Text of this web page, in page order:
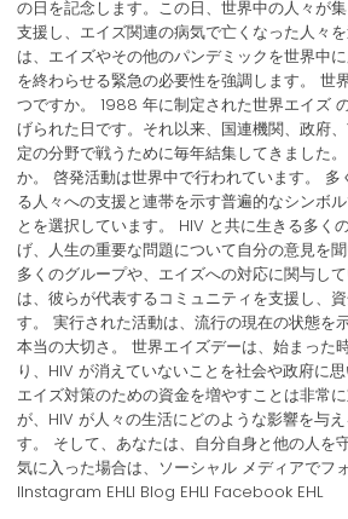
の日を記念します。この日、世界中の人々が
支援し、エイズ関連の病気で亡くなった人々
は、エイズやその他のパンデミックを世界中
を終わらせる緊急の必要性を強調します。 世
つですか。 1988 年に制定された世界エイズ
げられた日です。それ以来、国連機関、政府
定の分野で戦うために毎年結集してきました
か。 啓発活動は世界中で行われています。 多
る人々への支援と連帯を示す普遍的なシンボ
とを選択しています。 HIV と共に生きる多く
げ、人生の重要な問題について自分の意見を
多くのグループや、エイズへの対応に関与し
は、彼らが代表するコミュニティを支援し、
す。 実行された活動は、流行の現在の状態を
本当の大切さ。 世界エイズデーは、始まった
り、HIV が消えていないことを社会や政府に
エイズ対策のための資金を増やすことは非常
が、HIV が人々の生活にどのような影響を与
す。 そして、あなたは、自分自身と他の人を
気に入った場合は、ソーシャル メディアでフ
IInstagram EHLI Blog EHLI Facebook EHL